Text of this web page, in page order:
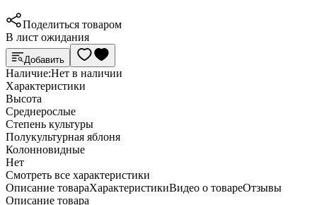
Поделиться товаром
В лист ожидания
Добавить
Наличие:Нет в наличии
Характеристики
Высота
Среднерослые
Степень культуры
Полукультурная яблоня
Колонновидные
Нет
Cмотреть все характеристики
Описание товараХарактеристикиВидео о товареОтзывы
Описание товара